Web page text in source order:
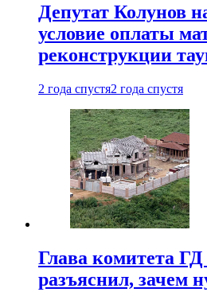
Депутат Колунов
условие оплаты
реконструкции
2 года спустя2 года спустя
Глава комитета
разъяснил, зачем